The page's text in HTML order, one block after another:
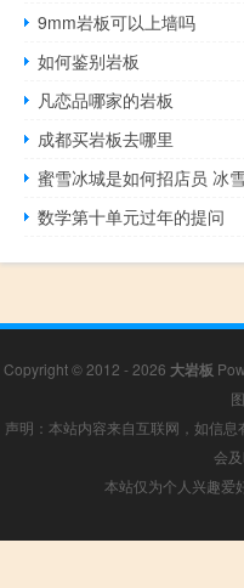
9mm岩板可以上墙吗
如何鉴别岩板
凡恋品哪家的岩板
成都买岩板去哪里
蜜雪冰城是如何招店员 冰
数学第十单元过年的提问
Copyright © 2012 - 2026 大岩板
图
声明：本站内容来自互联网，如信
会
本站仅为个人兴趣爱